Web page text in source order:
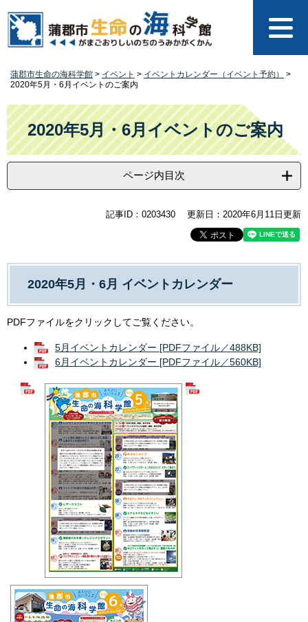
の
す
。
ー
し
て
本
文
へ
蒲郡市生命の海科学館 > イベント > イベントカレンダー（イベント予約）
>
2020年5月・6月イベントのご案内
本
文
2020年5月・6月イベントのご案内
ページ内目次
記事ID：0203430 更新日：2020年6月11日更新
2020年5月・6月 イベントカレンダー
PDFファイルをクリックしてご覧ください。
5月イベントカレンダー [PDFファイル／488KB]
6月イベントカレンダー [PDFファイル／560KB]